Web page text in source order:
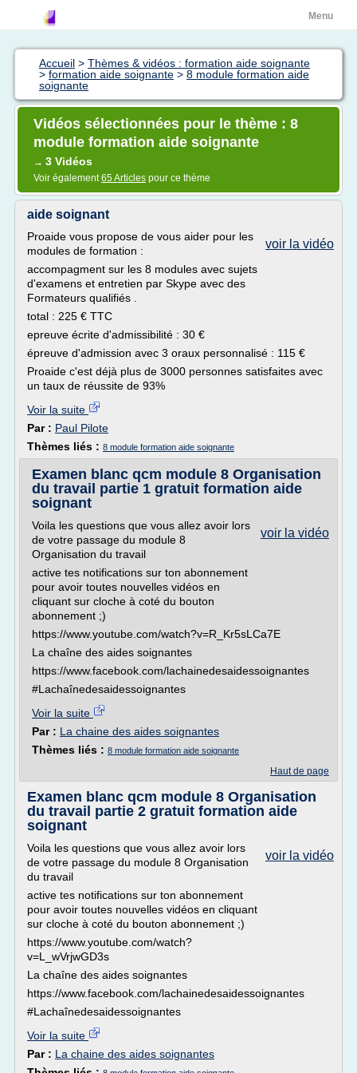
Menu
Accueil > Thèmes & vidéos : formation aide soignante
> formation aide soignante > 8 module formation aide
soignante
Vidéos sélectionnées pour le thème : 8
module formation aide soignante
→ 3 Vidéos
Voir également65 Articles pour ce thème
aide soignant
voir la vidéo
Proaide vous propose de vous aider pour les
modules de formation :
accompagment sur les 8 modules avec sujets
d'examens et entretien par Skype avec des
Formateurs qualifiés .
total : 225 € TTC
epreuve écrite d'admissibilité : 30 €
épreuve d'admission avec 3 oraux personnalisé : 115 €
Proaide c'est déjà plus de 3000 personnes satisfaites avec
un taux de réussite de 93%
Voir la suite
Par : Paul Pilote
Thèmes liés : 8 module formation aide soignante
Examen blanc qcm module 8 Organisation
du travail partie 1 gratuit formation aide
soignant
voir la vidéo
Voila les questions que vous allez avoir lors
de votre passage du module 8
Organisation du travail
active tes notifications sur ton abonnement
pour avoir toutes nouvelles vidéos en
cliquant sur cloche à coté du bouton
abonnement ;)
https://www.youtube.com/watch?v=R_Kr5sLCa7E
La chaîne des aides soignantes
https://www.facebook.com/lachainedesaidessoignantes
#Lachaînedesaidessoignantes
Voir la suite
Par : La chaine des aides soignantes
Thèmes liés : 8 module formation aide soignante
Haut de page
Examen blanc qcm module 8 Organisation
du travail partie 2 gratuit formation aide
soignant
voir la vidéo
Voila les questions que vous allez avoir lors
de votre passage du module 8 Organisation
du travail
active tes notifications sur ton abonnement
pour avoir toutes nouvelles vidéos en cliquant
sur cloche à coté du bouton abonnement ;)
https://www.youtube.com/watch?
v=L_wVrjwGD3s
La chaîne des aides soignantes
https://www.facebook.com/lachainedesaidessoignantes
#Lachaînedesaidessoignantes
Voir la suite
Par : La chaine des aides soignantes